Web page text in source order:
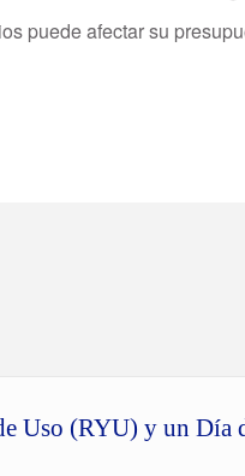
puede afectar su
Uso (RYU) y un